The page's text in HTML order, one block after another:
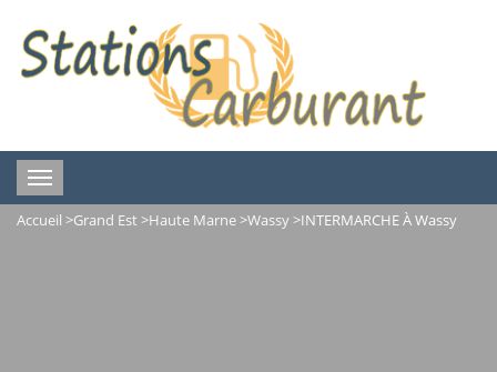
Toggle
navigation
Accueil >Grand Est >Haute Marne>Wassy>INTERMARCHE À Wassy